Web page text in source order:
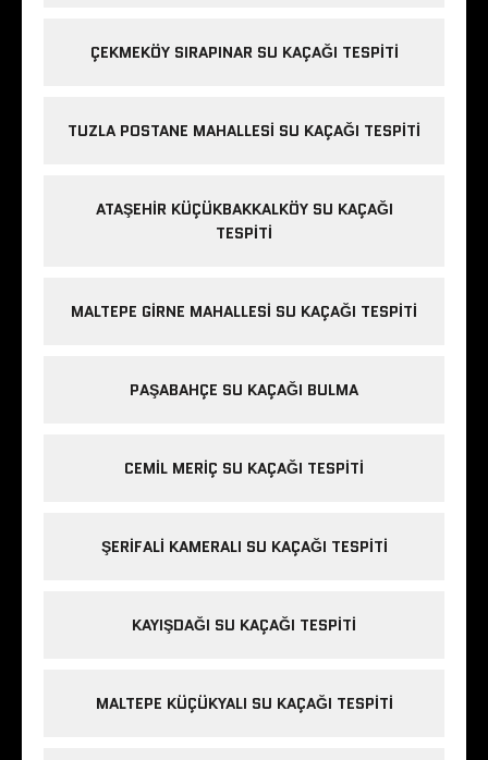
ÇEKMEKÖY SIRAPINAR SU KAÇAĞI TESPITI
TUZLA POSTANE MAHALLESI SU KAÇAĞI TESPITI
ATAŞEHIR KÜÇÜKBAKKALKÖY SU KAÇAĞI
TESPITI
MALTEPE GIRNE MAHALLESI SU KAÇAĞI TESPITI
PAŞABAHÇE SU KAÇAĞI BULMA
CEMIL MERIÇ SU KAÇAĞI TESPITI
ŞERIFALI KAMERALI SU KAÇAĞI TESPITI
KAYIŞDAĞI SU KAÇAĞI TESPITI
MALTEPE KÜÇÜKYALI SU KAÇAĞI TESPITI